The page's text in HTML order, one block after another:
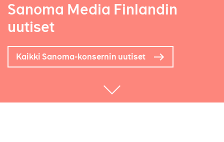
Sanoma Media Finlandin
uutiset
Kaikki Sanoma-konsernin uutiset